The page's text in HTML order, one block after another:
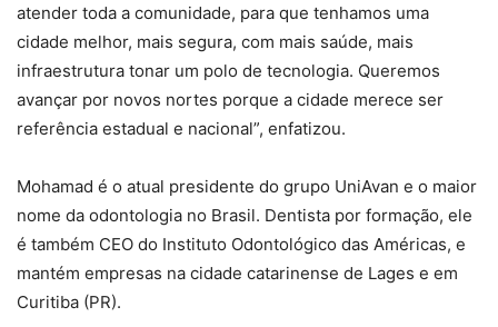
atender toda a comunidade, para que tenhamos uma
cidade melhor, mais segura, com mais saúde, mais
infraestrutura tonar um polo de tecnologia. Queremos
avançar por novos nortes porque a cidade merece ser
referência estadual e nacional”, enfatizou.
Mohamad é o atual presidente do grupo UniAvan e o maior
nome da odontologia no Brasil. Dentista por formação, ele
é também CEO do Instituto Odontológico das Américas, e
mantém empresas na cidade catarinense de Lages e em
Curitiba (PR).